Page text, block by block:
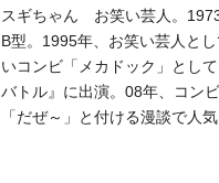
スギちゃん お笑い芸人。
B型。1995年、お笑い芸人と
いコンビ「メカドック」とし
バトル』に出演。08年、コン
「だぜ～」と付ける漫談で人気